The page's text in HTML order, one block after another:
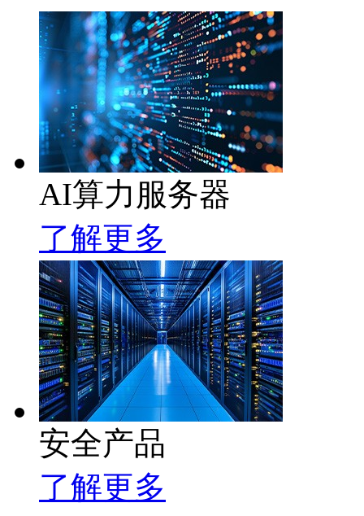
AI算力服务器
了解更多
安全产品
了解更多